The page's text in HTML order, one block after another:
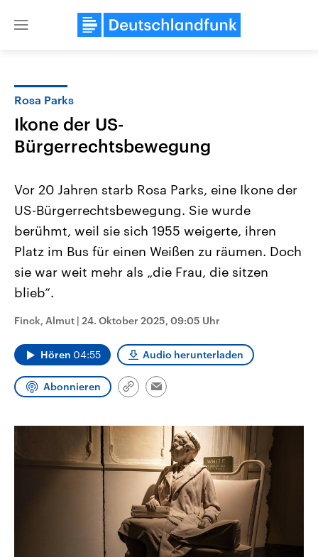
Close
Landtagswahl Sachsen-Anhalt
2026
Alle Informationen
Sachsen-Anhalt wählt am 6.
September 2026 einen neuen
Bundesland von einer Koalition aus
CDU, SPD und FDP regiert.-
Wahlprogramme, aktuelle Berichte
und Hintergründe zu den Parteien
Wahl.
USA
Aktuelle Beiträge,
Hintergründe
Wirtschaftlich und
mit großem Einfluss auf
aktuelle Weltgeschehen.
Sendungen Programm Podcasts
Audio-Archiv
Rosa Parks
Ikone der US-
Bürgerrechtsbewegung
Vor 20 Jahren starb Rosa Parks, eine Ikone der
US-Bürgerrechtsbewegung. Sie wurde
berühmt, weil sie sich 1955 weigerte, ihren
Platz im Bus für einen Weißen zu räumen. Doch
sie war weit mehr als „die Frau, die sitzen
blieb“.
Finck, Almut | 24. Oktober 2025, 09:05 Uhr
Hören 04:55 Audio herunterladen
Abonnieren
Link
Email